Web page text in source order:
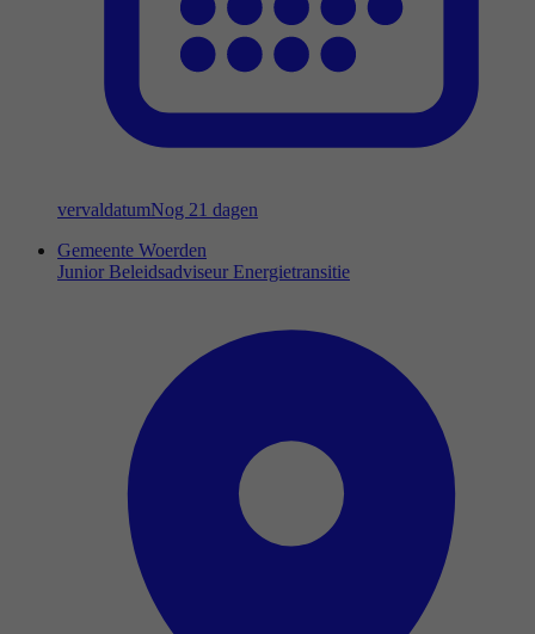
vervaldatumNog 21 dagen
Gemeente Woerden
Junior Beleidsadviseur Energietransitie